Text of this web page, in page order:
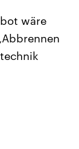
wäre